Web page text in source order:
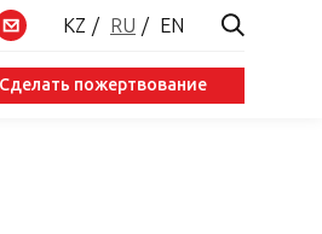
KZ RU EN
Сделать пожертвование